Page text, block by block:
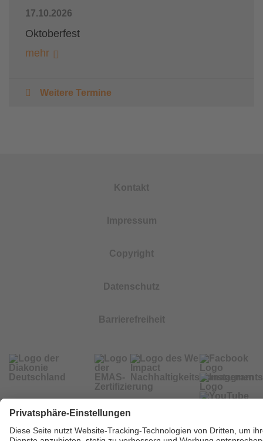
17.10.2026
Oktoberfest
mehr
Weitere Termine
Kontakt
Impressum
Copyright
Datenschutz
Barrierefreiheit